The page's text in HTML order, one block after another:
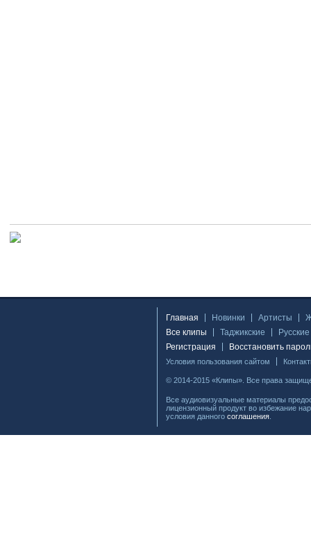
Главная Новинки Артисты
Все клипы
Таджикские
Русские
Регистрация
Восстановить
Условия пользования сайтом
© 2014-2015 «Клипы». Все права
Все аудиовизуальные материалы
лицензионный продукт во избежание
условия данного соглашения